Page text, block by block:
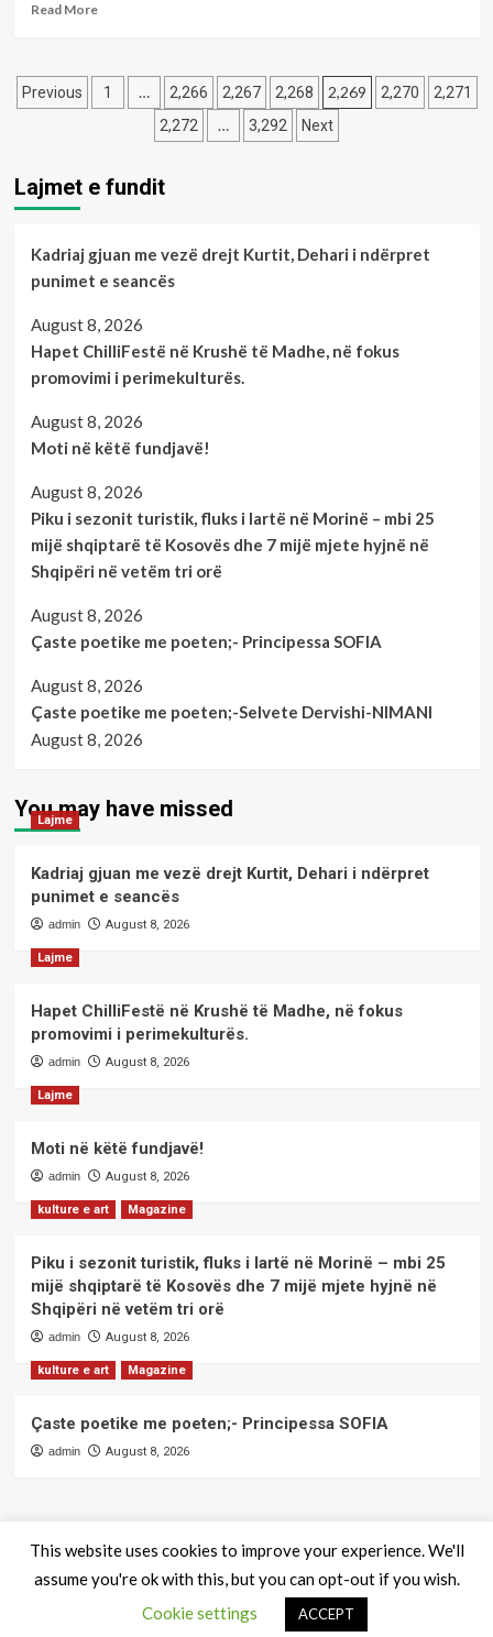
Read MoreRead
konfirmon
Biden:
importin
ruse
Posts
pagination
Previous 1 … 2,266 2,267 2,268 2,269 2,270
2,271
2,272
… 3,292 Next
Lajmet e fundit
Kadriaj gjuan me vezë drejt Kurtit, Dehari i ndërpret
punimet e seancës
August 8, 2026
Hapet ChilliFestë në Krushë të Madhe, në fokus
promovimi i perimekulturës.
August 8, 2026
Moti në këtë fundjavë!
August 8, 2026
Piku i sezonit turistik, fluks i lartë në Morinë – mbi 25
mijë shqiptarë të Kosovës dhe 7 mijë mjete hyjnë në
Shqipëri në vetëm tri orë
August 8, 2026
Çaste poetike me poeten;- Principessa SOFIA
August 8, 2026
Çaste poetike me poeten;-Selvete Dervishi-NIMANI
August 8, 2026
You may have missed
Lajme
Kadriaj gjuan me vezë drejt Kurtit, Dehari i ndërpret
punimet e seancës
admin August 8, 2026
Lajme
Hapet ChilliFestë në Krushë të Madhe, në fokus
promovimi i perimekulturës.
admin August 8, 2026
Lajme
Moti në këtë fundjavë!
admin August 8, 2026
kulture e art Magazine
Piku i sezonit turistik, fluks i lartë në Morinë – mbi 25
mijë shqiptarë të Kosovës dhe 7 mijë mjete hyjnë në
Shqipëri në vetëm tri orë
admin August 8, 2026
kulture e art Magazine
Çaste poetike me poeten;- Principessa SOFIA
admin August 8, 2026
QendraPRESS - Te drejtat e rezervuara|CoverNewsby AF
themes.
This website uses cookies to improve your experience. We'll
assume you're ok with this, but you can opt-out if you wish.
Cookie settings
ACCEPT